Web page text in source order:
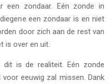
een zondaar. Eén zonde in
een zondaar is en niet
door zich aan de rest van
is over en uit.
dit is de realiteit. Eén zonde
eeuwig zal missen. Dank